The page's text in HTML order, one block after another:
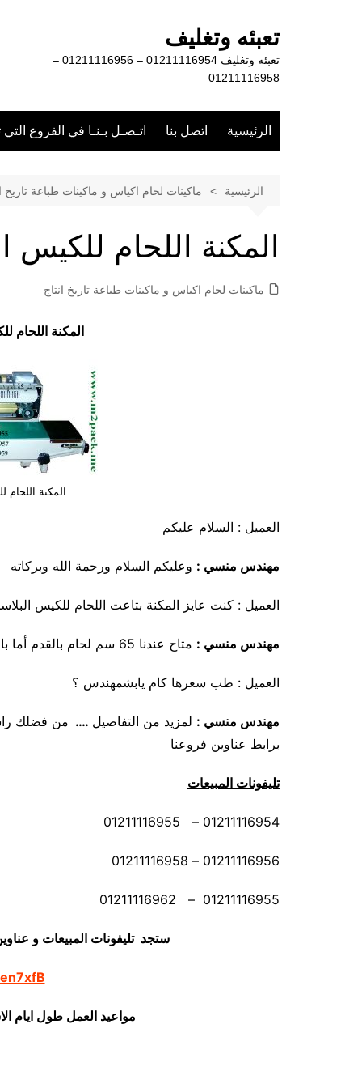
تعبئه وتغليف
تعبئه وتغليف 01211116954 – 01211116956 –
01211116958
الرئيسية اتصل بنا اتـصـل بـنـا في الفروع
الرئيسية ماكينات لحام اكياس و ماكينات طباعة تاريخ
المكنة اللحام
ماكينات لحام اكياس و ماكينات طباعة تاريخ انتاج
المكنة اللحام
المكنة
العميل : السلام عليكم
مهندس منسي : وعليكم السلام ورحمة الله وبركاته
العميل : كنت عايز المكنة بتاعت اللحام للكيس
مهندس منسي : متاح عندنا 65 سم لحام بالقدم أما بالسير تلحم متر أو مترين أي طول
العميل : طب سعرها كام يابشمهندس ؟
مهندس منسي : لمزيد من التفاصيل …. من فضلك
برابط عناوين فروعنا
تليفونات المبيعات
01211116954 – 01211116955
01211116956 – 01211116958
01211116955 – 01211116962
ستجد تليفونات المبيعات و
مواعيد العمل طول ايام